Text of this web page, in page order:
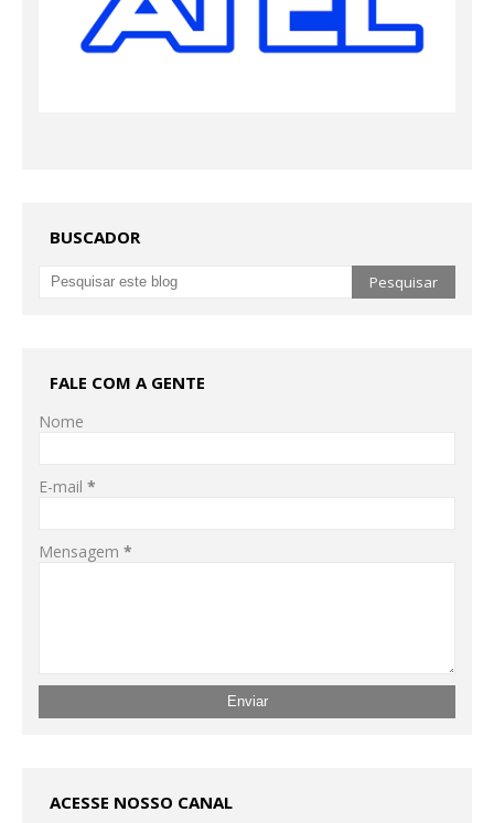
BUSCADOR
FALE COM A GENTE
Nome
E-mail *
Mensagem *
ACESSE NOSSO CANAL